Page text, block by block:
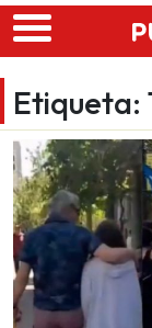
Skip to main
Etiqueta: